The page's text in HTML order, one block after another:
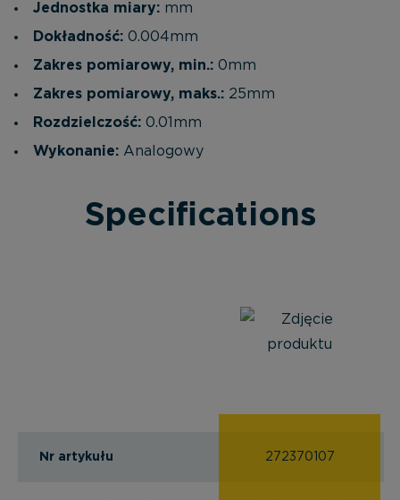
Jednostka miary: mm
Dokładność: 0.004mm
Zakres pomiarowy, min.: 0mm
Zakres pomiarowy, maks.: 25mm
Rozdzielczość: 0.01mm
Wykonanie: Analogowy
Specifications
Nr artykułu 272370107